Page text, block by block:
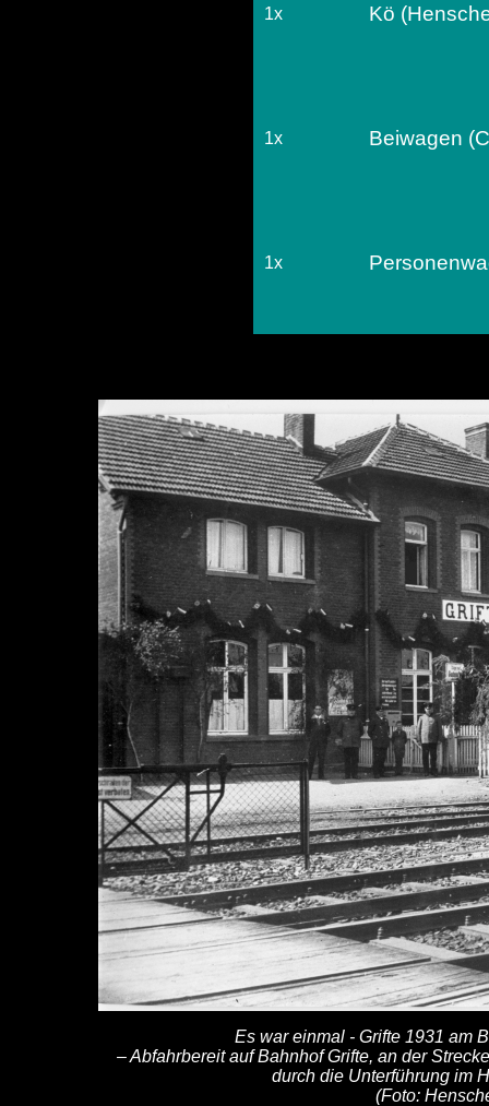
1x Kö
1x Beiwagen
1x
Es war einmal - Grifte 1931 am
– Abfahrbereit auf Bahnhof Grifte, an der
durch die Unterführung im
(Foto: